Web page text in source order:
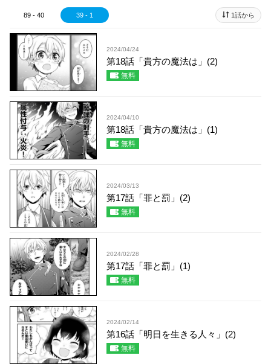
89 - 40 39 - 1 1話から
2024/04/24
第18話「貴方の魔法は」(2)
無料
2024/04/10
第18話「貴方の魔法は」(1)
無料
2024/03/13
第17話「罪と罰」(2)
無料
2024/02/28
第17話「罪と罰」(1)
無料
2024/02/14
第16話「明日を生きる人々」(2)
無料